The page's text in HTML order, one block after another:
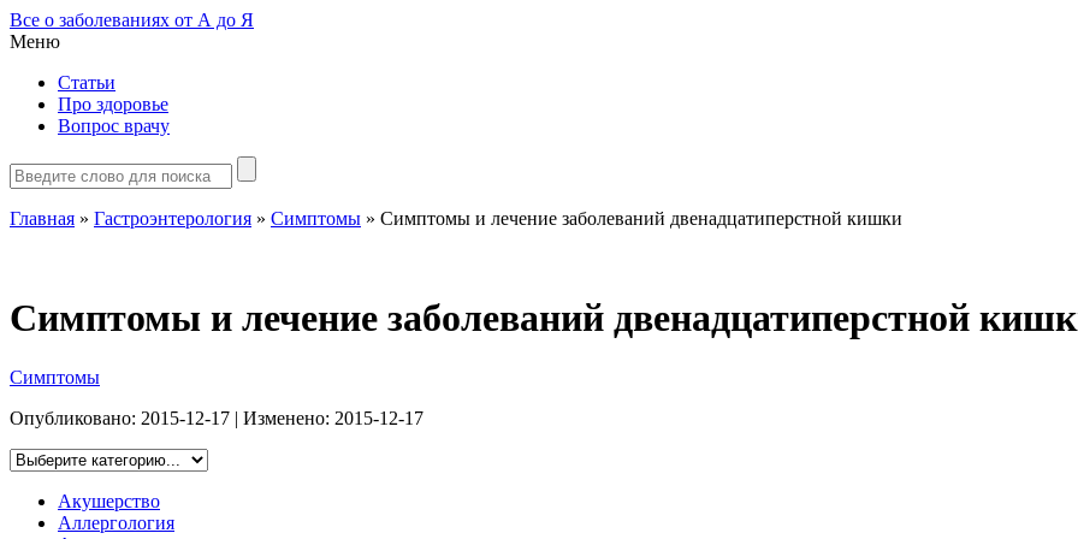
Все о заболеваниях от А до Я
Меню
Статьи
Про здоровье
Вопрос врачу
Главная » Гастроэнтерология » Симптомы » Симптомы и лечение заболеваний двенадцатиперстной кишки
Симптомы и лечение заболеваний двенадцатиперстной
Симптомы
Опубликовано: 2015-12-17 | Изменено: 2015-12-17
Акушерство
Аллергология